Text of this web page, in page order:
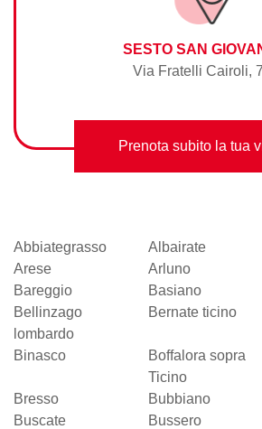
SESTO SAN
Via Fratelli Cairoli,
Prenota subito la tua
Abbiategrasso Albairate
Arese
Arluno
Bareggio
Basiano
Bellinzago
lombardo
Bernate ticino
Binasco
Boffalora sopra
Ticino
Bresso Bubbiano
Buscate
Bussero